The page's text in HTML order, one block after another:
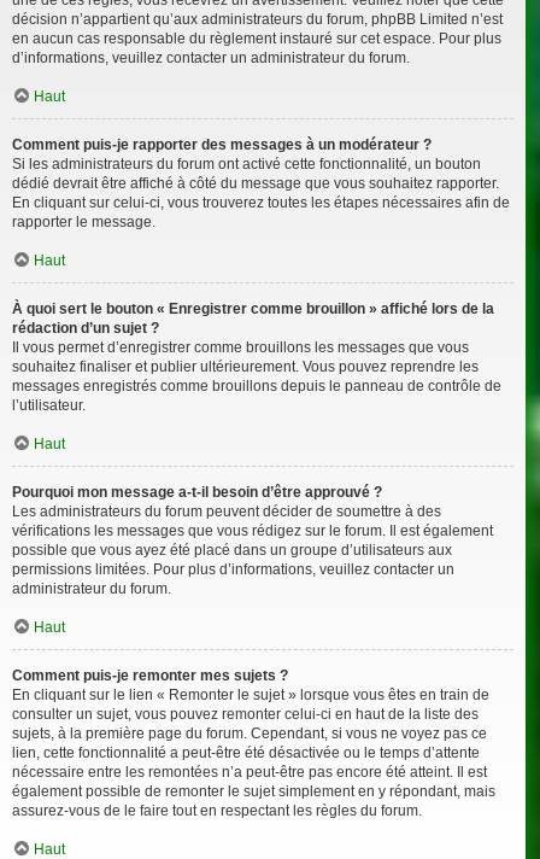
décision n’appartient qu’aux administrateurs du forum, phpBB Limited n’est
en aucun cas responsable du règlement instauré sur cet espace. Pour plus
d’informations, veuillez contacter un administrateur du forum.
Haut
Comment puis-je rapporter des messages à un modérateur ?
Si les administrateurs du forum ont activé cette fonctionnalité, un bouton
dédié devrait être affiché à côté du message que vous souhaitez rapporter.
En cliquant sur celui-ci, vous trouverez toutes les étapes nécessaires afin de
rapporter le message.
Haut
À quoi sert le bouton « Enregistrer comme brouillon » affiché lors de la
rédaction d’un sujet ?
Il vous permet d’enregistrer comme brouillons les messages que vous
souhaitez finaliser et publier ultérieurement. Vous pouvez reprendre les
messages enregistrés comme brouillons depuis le panneau de contrôle de
l’utilisateur.
Haut
Pourquoi mon message a-t-il besoin d’être approuvé ?
Les administrateurs du forum peuvent décider de soumettre à des
vérifications les messages que vous rédigez sur le forum. Il est également
possible que vous ayez été placé dans un groupe d’utilisateurs aux
permissions limitées. Pour plus d’informations, veuillez contacter un
administrateur du forum.
Haut
Comment puis-je remonter mes sujets ?
En cliquant sur le lien « Remonter le sujet » lorsque vous êtes en train de
consulter un sujet, vous pouvez remonter celui-ci en haut de la liste des
sujets, à la première page du forum. Cependant, si vous ne voyez pas ce
lien, cette fonctionnalité a peut-être été désactivée ou le temps d’attente
nécessaire entre les remontées n’a peut-être pas encore été atteint. Il est
également possible de remonter le sujet simplement en y répondant, mais
assurez-vous de le faire tout en respectant les règles du forum.
Haut